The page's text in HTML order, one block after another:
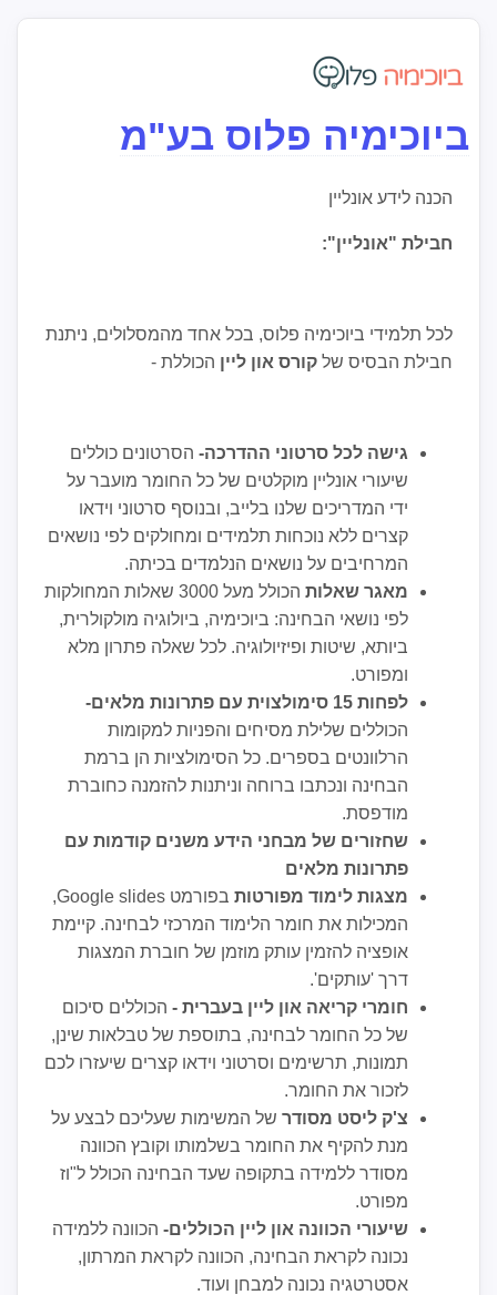
ביוכימיה פלוס בע"מ
הכנה לידע אונליין
חבילת "אונליין":
לכל תלמידי ביוכימיה פלוס, בכל אחד מהמסלולים, ניתנת
חבילת הבסיס של קורס און ליין הכוללת -
גישה לכל סרטוני ההדרכה- הסרטונים כוללים
שיעורי אונליין מוקלטים של כל החומר מועבר על
ידי המדריכים שלנו בלייב, ובנוסף סרטוני וידאו
קצרים ללא נוכחות תלמידים ומחולקים לפי נושאים
המרחיבים על נושאים הנלמדים בכיתה.
מאגר שאלות
הכולל מעל 3000 שאלות המחולקות
לפי נושאי הבחינה: ביוכימיה, ביולוגיה מולקולרית,
ביותא, שיטות ופיזיולוגיה. לכל שאלה פתרון מלא
ומפורט.
לפחות 15 סימולצוית עם פתרונות מלאים-
הכוללים שלילת מסיחים והפניות למקומות
הרלוונטים בספרים. כל הסימולציות הן ברמת
הבחינה ונכתבו ברוחה וניתנות להזמנה כחוברת
מודפסת.
שחזורים של מבחני הידע משנים קודמות עם
פתרונות מלאים
מצגות לימוד מפורטות
בפורמט Google slides,
המכילות את חומר הלימוד המרכזי לבחינה. קיימת
אופציה להזמין עותק מוזמן של חוברת המצגות
דרך 'עותקים'.
חומרי קריאה און ליין בעברית - הכוללים סיכום
של כל החומר לבחינה, בתוספת של טבלאות שינן,
תמונות, תרשימים וסרטוני וידאו קצרים שיעזרו לכם
לזכור את החומר.
צ'ק ליסט מסודר של המשימות שעליכם לבצע על
מנת להקיף את החומר בשלמותו וקובץ הכוונה
מסודר ללמידה בתקופה שעד הבחינה הכולל ל"וז
מפורט.
שיעורי הכוונה און ליין הכוללים- הכוונה ללמידה
נכונה לקראת הבחינה, הכוונה לקראת המרתון,
אסטרטגיה נכונה למבחן ועוד.